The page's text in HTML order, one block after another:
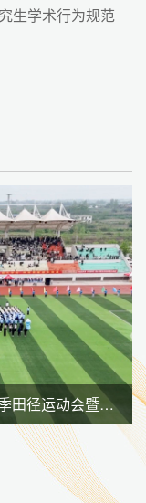
生学术行为规范
【组图】我校举行江淮校区2026年春季田径运动会暨全民健身大会